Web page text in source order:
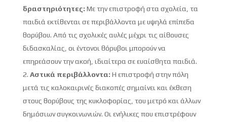
δραστηριότητες: Με την επιστροφή στα σχολεία, τα
παιδιά εκτίθενται σε περιβάλλοντα με υψηλά επίπεδα
θορύβου. Από τις σχολικές αυλές μέχρι τις αίθουσες
διδασκαλίας, οι έντονοι θόρυβοι μπορούν να
επηρεάσουν την ακοή, ιδιαίτερα σε ευαίσθητα παιδιά.
Αστικά περιβάλλοντα: Η επιστροφή στην πόλη
μετά τις καλοκαιρινές διακοπές σημαίνει και έκθεση
στους θορύβους της κυκλοφορίας, του μετρό και άλλων
δημόσιων συγκοινωνιών. Οι ενήλικες που επιστρέφουν